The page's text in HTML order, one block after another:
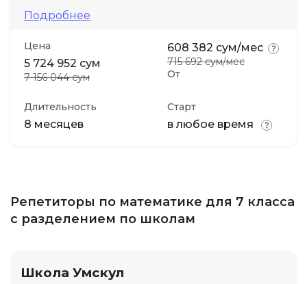
Подробнее
Цена
5 724 952 сум
7 156 044 сум От
608 382 сум/мес
715 692 сум/мес
Длительность
8 месяцев
Старт
в любое время
Репетиторы по математике для 7 класса
с разделением по школам
Школа Умскул